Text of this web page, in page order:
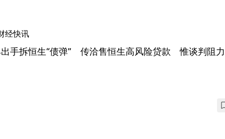
经快讯
手拆恒生“债弹” 传洽售恒生高风险贷款 惟谈判阻